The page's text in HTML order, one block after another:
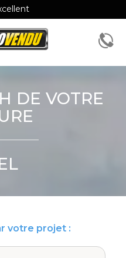
DE VOTRE
votre projet :